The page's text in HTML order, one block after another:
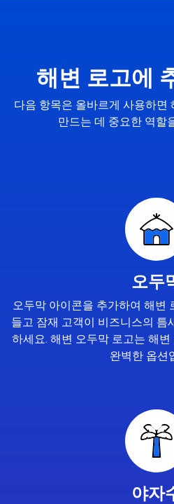
해변 로고에
다음 항목은 올바르게 사용하면
만드는 데 중요한 역할
오두
오두막 아이콘을 추가하여 해변
들고 잠재 고객이 비즈니스의 틈
하세요. 해변 오두막 로고는 해
완벽한 옵션
야자